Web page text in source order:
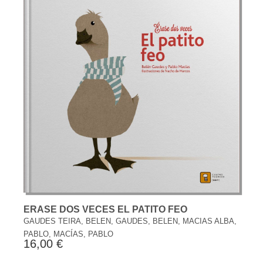
ERASE DOS VECES EL PATITO FEO
GAUDES TEIRA, BELEN, GAUDES, BELEN, MACIAS ALBA,
PABLO, MACÍAS, PABLO
16,00 €